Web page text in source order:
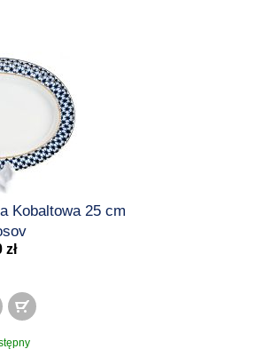
Kobaltowa 25 cm
zł